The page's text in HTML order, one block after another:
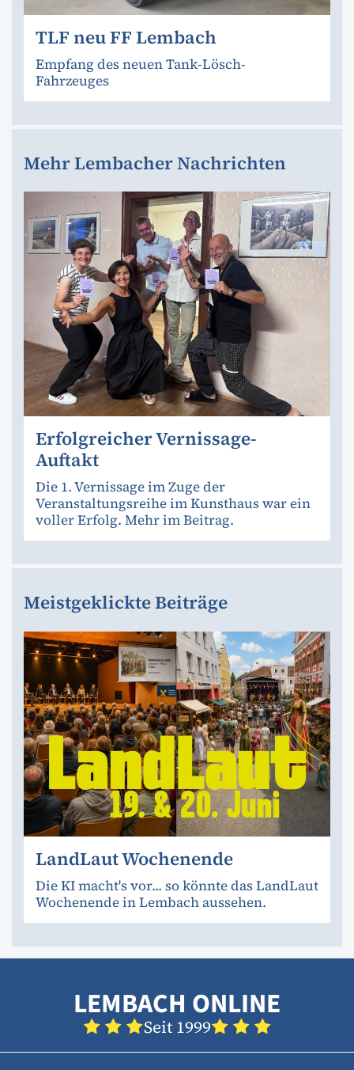
TLF neu FF Lembach
Empfang des neuen Tank-Lösch-
Fahrzeuges
Mehr Lembacher Nachrichten
Erfolgreicher Vernissage-
Auftakt
Die 1. Vernissage im Zuge der
Veranstaltungsreihe im Kunsthaus war ein
voller Erfolg. Mehr im Beitrag.
Meistgeklickte Beiträge
LandLaut Wochenende
Die KI macht's vor... so könnte das LandLaut
Wochenende in Lembach aussehen.
LEMBACH ONLINE
Seit 1999